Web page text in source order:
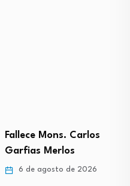
Fallece Mons. Carlos
Garfias Merlos
6 de agosto de 2026